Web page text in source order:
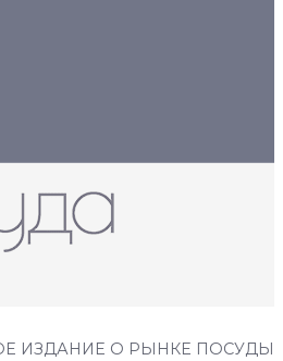
ИЗДАНИЕ О РЫНКЕ ПОСУДЫ